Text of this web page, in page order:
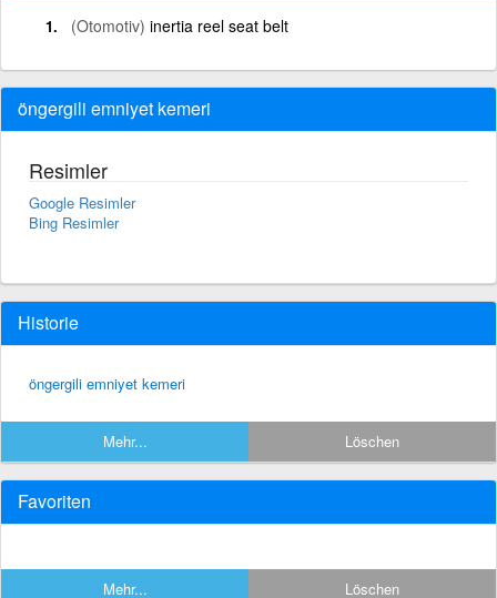
(Otomotiv) inertia reel seat belt
öngergili emniyet kemeri
Resimler
Google Resimler
Bing Resimler
Historie
öngergili emniyet kemeri
Mehr... Löschen
Favoriten
Mehr... Löschen